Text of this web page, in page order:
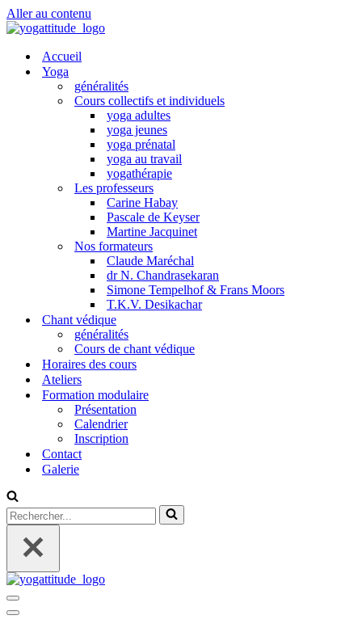
Aller au contenu
Accueil
Yoga
généralités
Cours collectifs et individuels
yoga adultes
yoga jeunes
yoga prénatal
yoga au travail
yogathérapie
Les professeurs
Carine Habay
Pascale de Keyser
Martine Jacquinet
Nos formateurs
Claude Maréchal
dr N. Chandrasekaran
Simone Tempelhof & Frans Moors
T.K.V. Desikachar
Chant védique
généralités
Cours de chant védique
Horaires des cours
Ateliers
Formation modulaire
Présentation
Calendrier
Inscription
Contact
Galerie
Rechercher...
Menu
de
Menu